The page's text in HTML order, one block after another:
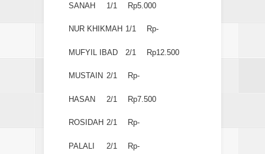
SANAH 1/1 Rp5.000
NUR KHIKMAH 1/1 Rp-
MUFYIL IBAD 2/1 Rp12.500
MUSTAIN 2/1 Rp-
HASAN 2/1 Rp7.500
ROSIDAH 2/1 Rp-
PALALI 2/1 Rp-